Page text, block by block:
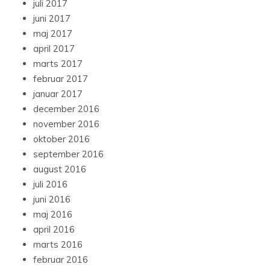
juli 2017
juni 2017
maj 2017
april 2017
marts 2017
februar 2017
januar 2017
december 2016
november 2016
oktober 2016
september 2016
august 2016
juli 2016
juni 2016
maj 2016
april 2016
marts 2016
februar 2016